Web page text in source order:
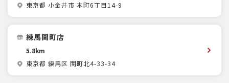
東京都 小金井市 本町6丁目14-9
練馬関町店
5.8km
東京都 練馬区 関町北4-33-34